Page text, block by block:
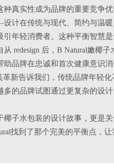
种真实性成为品牌的重要竞争优
计在传统与现代、简约与温暖
引年轻消费者。这种平衡智慧是
redesign 后，B Natural嫩椰
助品牌在忠诚和首次健康意识
革新告诉我们，传统品牌年轻
多的品牌试图通过更复杂的设
椰子水包装的设计故事，更是
找到了那个完美的平衡点，